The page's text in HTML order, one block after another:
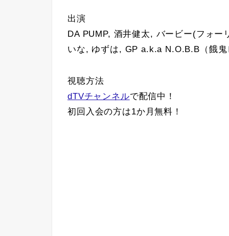
出演
DA PUMP, 酒井健太, バービー(フォ
いな, ゆずは, GP a.k.a N.O.B.B（餓鬼
視聴方法
dTVチャンネルで配信中！
初回入会の方は1か月無料！